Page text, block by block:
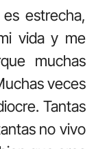
estrecha,
vida y me
muchas
veces
Tantas
no vivo